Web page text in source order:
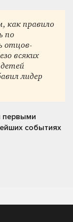
как правило
по
отцов-
всяких
лидер
первыми
событиях